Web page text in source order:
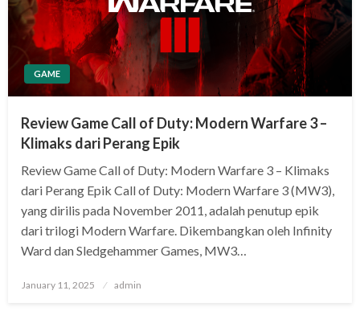
GAME
Review Game Call of Duty: Modern Warfare 3 –
Klimaks dari Perang Epik
Review Game Call of Duty: Modern Warfare 3 – Klimaks
dari Perang Epik Call of Duty: Modern Warfare 3 (MW3),
yang dirilis pada November 2011, adalah penutup epik
dari trilogi Modern Warfare. Dikembangkan oleh Infinity
Ward dan Sledgehammer Games, MW3…
Posted
January 11, 2025 admin